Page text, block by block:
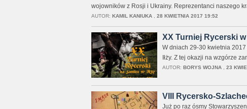
wojowników z Rosji i Ukrainy. Reprezentanci naszego
AUTOR: KAMIL KANIUKA, 28 KWIETNIA 2017 19:52
XX Turniej Rycerski w
W dniach 29-30 kwietnia
Iłży. Z tej okazji na wzgórze
AUTOR: BORYS WOJNA, 23
VIII Rycersko-
Już po raz ósmy